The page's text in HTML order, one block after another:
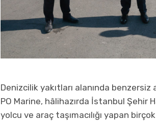
Denizcilik yakıtları alanında
PO Marine, hâlihazırda İstanbul Şehir
yolcu ve araç taşımacılığı yapan